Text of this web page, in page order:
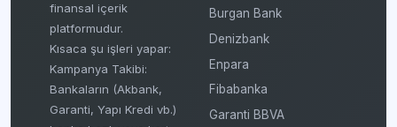
finansal içerik
platformudur.
Kısaca şu işleri yapar:
Kampanya Takibi:
Bankaların (Akbank,
Garanti, Yapı Kredi vb.)
Burgan Bank
Denizbank
Enpara
Fibabanka
Garanti BBVA